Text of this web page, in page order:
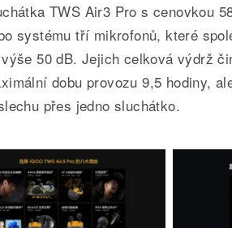
TWS Air3 Pro s cenovkou
systému tří mikrofonů, které
50 dB. Jejich celková výdrž
dobu provozu 9,5 hodiny,
přes jedno sluchátko.